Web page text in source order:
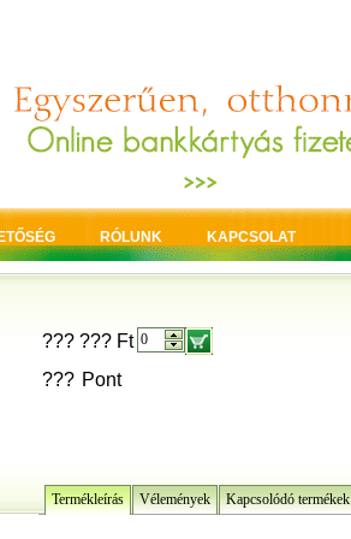
RÓLUNK KAPCSOLAT
??? ??? Ft
??? Pont
Termékleírás Vélemények Kapcsolódó termékek